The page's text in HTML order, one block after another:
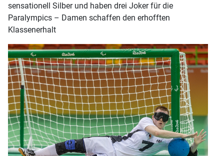
sensationell Silber und haben drei Joker für die
Paralympics – Damen schaffen den erhofften
Klassenerhalt